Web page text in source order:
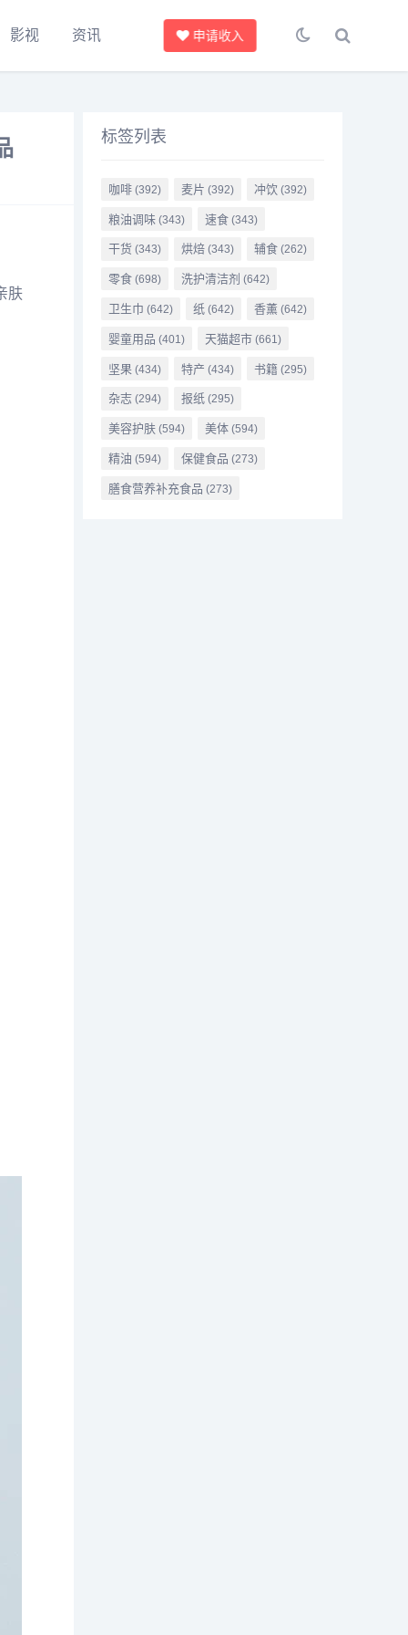
影视 资讯 申请收入
肤
标签列表
咖啡(392) 麦片 (392) 冲饮 (392)
粮油调味(343) 速食(343)
干货(343) 烘焙(343) 辅食 (262)
零食(698) 洗护清洁剂 (642)
卫生巾 (642) 纸(642) 香薰 (642)
婴童用品 (401) 天猫超市(661)
坚果(434) 特产 (434) 书籍 (295)
杂志(294) 报纸(295)
美容护肤(594) 美体(594)
精油 (594) 保健食品 (273)
膳食营养补充食品 (273)